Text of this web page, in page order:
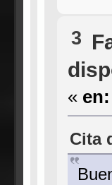
3
« en:
Cita